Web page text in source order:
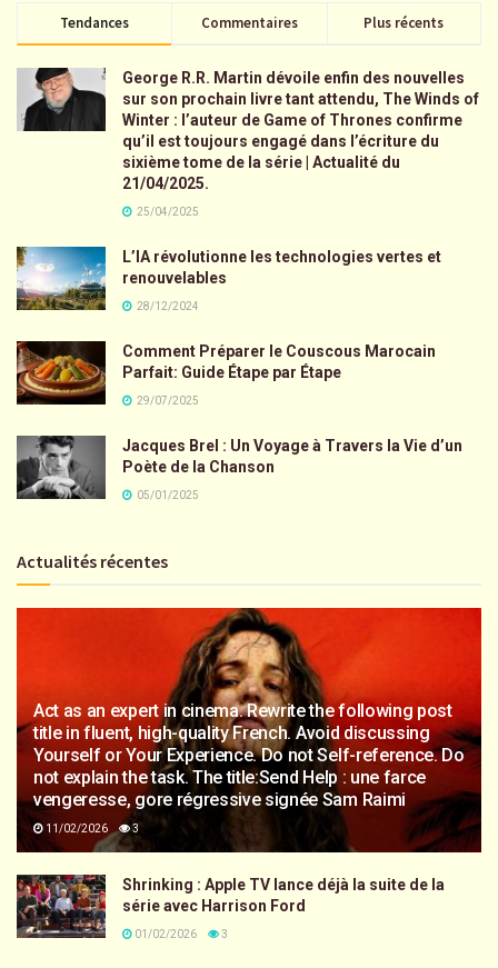
Tendances Commentaires Plus récents
George R.R. Martin dévoile enfin des nouvelles
sur son prochain livre tant attendu, The Winds of
Winter : l’auteur de Game of Thrones confirme
qu’il est toujours engagé dans l’écriture du
sixième tome de la série | Actualité du
21/04/2025.
25/04/2025
L’IA révolutionne les technologies vertes et
renouvelables
28/12/2024
Comment Préparer le Couscous Marocain
Parfait: Guide Étape par Étape
29/07/2025
Jacques Brel : Un Voyage à Travers la Vie d’un
Poète de la Chanson
05/01/2025
Actualités récentes
Act as an expert in cinema. Rewrite the following post
title in fluent, high-quality French. Avoid discussing
Yourself or Your Experience. Do not Self-reference. Do
not explain the task. The title:Send Help : une farce
vengeresse, gore régressive signée Sam Raimi
11/02/2026 3
Shrinking : Apple TV lance déjà la suite de la
série avec Harrison Ford
01/02/2026 3